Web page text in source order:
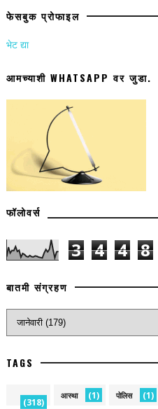
फेसबुक प्रोफाइल
भेट द्या
आमच्याशी WHATSAPP वर जुडा.
फॉलोवर्स
3 4 4 8
बातमी संग्रहण
TAGS
(318)
आस्था (1) पोलिस (1)